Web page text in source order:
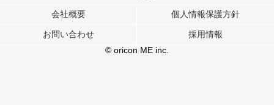
行っています。
メディアや広告配信、データ解析の各パートナーに提供しています。
各パートナーは、この情報とユーザーが各パートナーに提供した他の情報や、
ユーザーが各パートナーのサービスを使用したときに収集した他の情報を組み
会社概要 個人情報保護方針
お問い合わせ
採用情報
© oricon ME inc.